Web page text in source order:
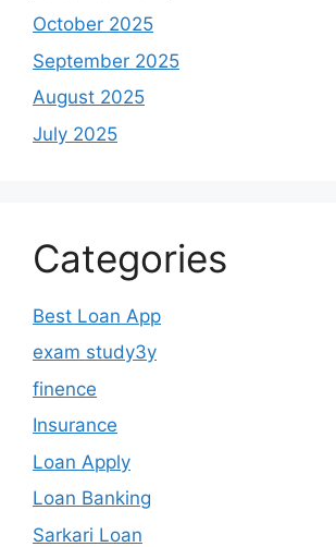
October 2025
September 2025
August 2025
July 2025
Categories
Best Loan App
exam study3y
finence
Insurance
Loan Apply
Loan Banking
Sarkari Loan